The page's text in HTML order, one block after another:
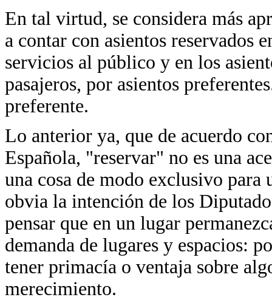
En tal virtud, se considera más
a contar con asientos reservados
servicios al público y en los
pasajeros, por asientos
preferente.
Lo anterior ya, que de acuerdo
Española, "reservar" no es una
una cosa de modo exclusivo para
obvia la intención de los
pensar que en un lugar
demanda de lugares y espacios:
tener primacía o ventaja sobre
merecimiento.